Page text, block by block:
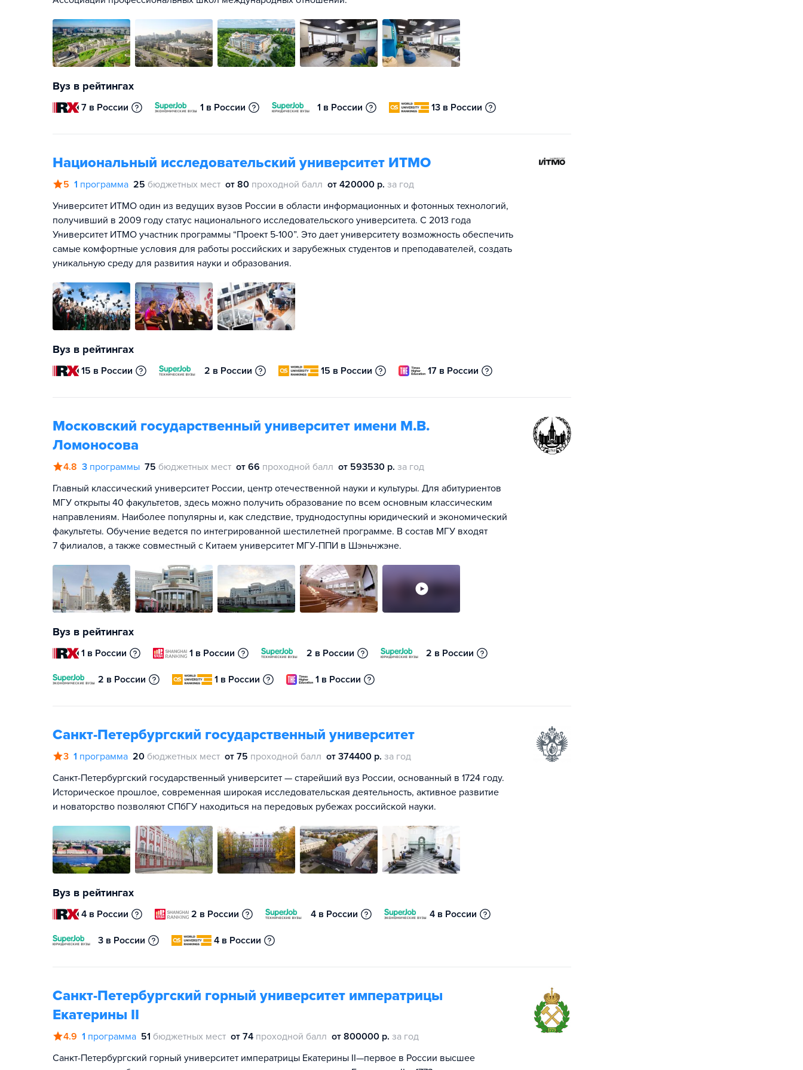
Вуз в рейтингах
7 в России 1 в России 1 в России 13 в России
Национальный исследовательский университет ИТМО
5 1 программа 25 бюджетных мест от 80 проходной балл от 420000 р. за год
Университет ИТМО один из ведущих вузов России в области информационных и фотонных технологий,
получивший в 2009 году статус национального исследовательского университета. С 2013 года
Университет ИТМО участник программы “Проект 5-100”. Это дает университету возможность обеспечить
самые комфортные условия для работы российских и зарубежных студентов и преподавателей, создать
уникальную среду для развития науки и образования.
Вуз в рейтингах
15 в России 2 в России 15 в России 17 в России
Московский государственный университет имени М.В.
Ломоносова
4.8 3 программы 75 бюджетных мест от 66 проходной балл от 593530 р. за год
Главный классический университет России, центр отечественной науки и культуры. Для абитуриентов
МГУ открыты 40 факультетов, здесь можно получить образование по всем основным классическим
направлениям. Наиболее популярны и, как следствие, труднодоступны юридический и экономический
факультеты. Обучение ведется по интегрированной шестилетней программе. В состав МГУ входят
7 филиалов, а также совместный с Китаем университет МГУ-ППИ в Шэньчжэне.
Вуз в рейтингах
1 в России 1 в России 2 в России 2 в России
2 в России 1 в России 1 в России
Санкт-Петербургский государственный университет
3 1 программа 20 бюджетных мест от 75 проходной балл от 374400 р. за год
Санкт-Петербургский государственный университет — старейший вуз России, основанный в 1724 году.
Историческое прошлое, современная широкая исследовательская деятельность, активное развитие
и новаторство позволяют СПбГУ находиться на передовых рубежах российской науки.
Вуз в рейтингах
4 в России 2 в России 4 в России 4 в России
3 в России 4 в России
Санкт-Петербургский горный университет императрицы
Екатерины II
4.9 1 программа 51 бюджетных мест от 74 проходной балл от 800000 р. за год
Санкт-Петербургский горный университет императрицы Екатерины II—первое в России высшее